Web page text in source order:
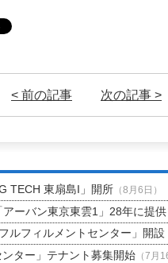
< 前の記事 次の記事 >
TECH 東扇島I」開所（8月6日）
ーバン東京東雲1」28年に提供
ルフィルメントセンター」開設
ター」テナント募集開始（7月